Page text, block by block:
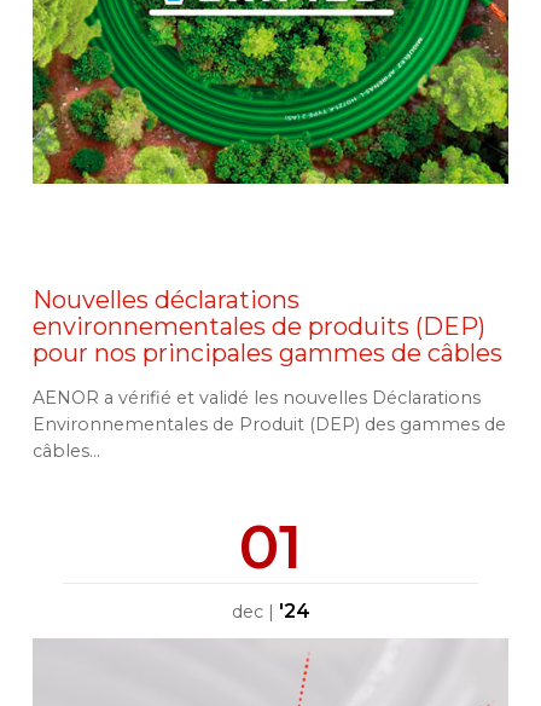
Nouvelles déclarations
environnementales de produits (DEP)
pour nos principales gammes de câbles
AENOR a vérifié et validé les nouvelles Déclarations
Environnementales de Produit (DEP) des gammes de
câbles...
01
dec| '24